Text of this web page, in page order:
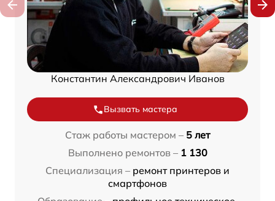
Константин Александрович Иванов
Вызвать мастера
Стаж работы мастером – 5 лет
Выполнено ремонтов – 1 130
Специализация – ремонт принтеров и
смартфонов